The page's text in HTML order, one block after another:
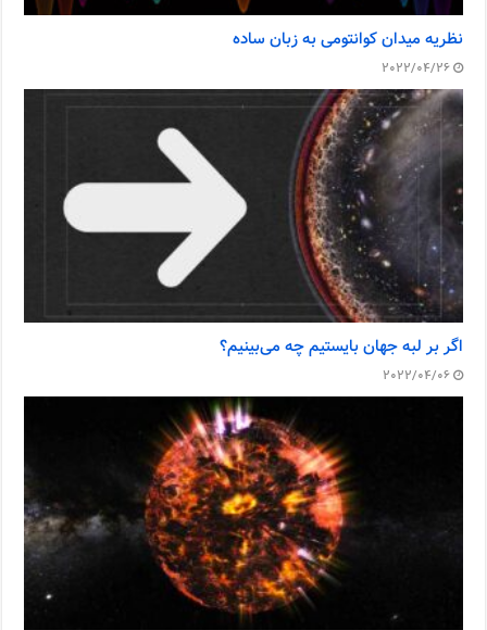
نظریه میدان کوانتومی به زبان ساده
2022/04/26
اگر بر لبه جهان بایستیم چه می‌بینیم؟
2022/04/06